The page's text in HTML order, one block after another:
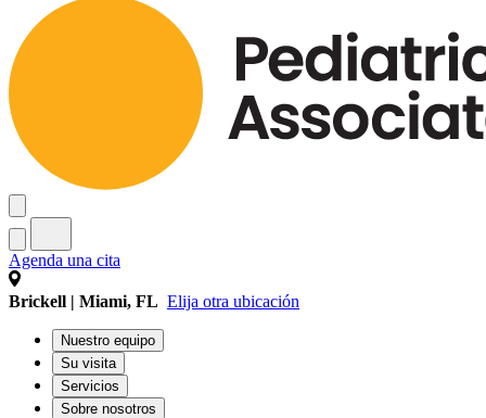
Agenda una cita
Brickell | Miami, FL Elija otra ubicación
Nuestro equipo
Su visita
Servicios
Sobre nosotros